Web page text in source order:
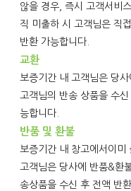
않을 경우, 즉시 고객서비
직 미출하 시 고객님은 직
반환 가능합니다.
교환
보증기간 내 고객님은 당
고객님의 반송 상품을 수
능합니다.
반품 및 환불
보증기간 내 창고에서이미
고객님은 당사에 반품&환
송상품을 수신 후 전액 반